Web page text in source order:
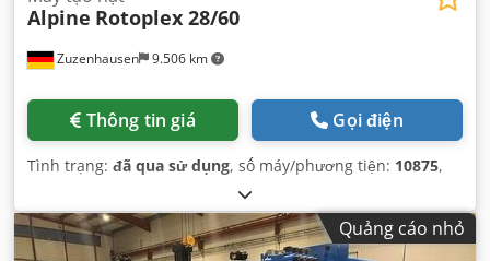
Zuzenhausen 9.506 km
Alpine Rotoplex 28/60
Thông tin giá Gọi điện
Tình trạng: đã qua sử dụng, số máy/phương tiện: 10875,
Quảng cáo nhỏ